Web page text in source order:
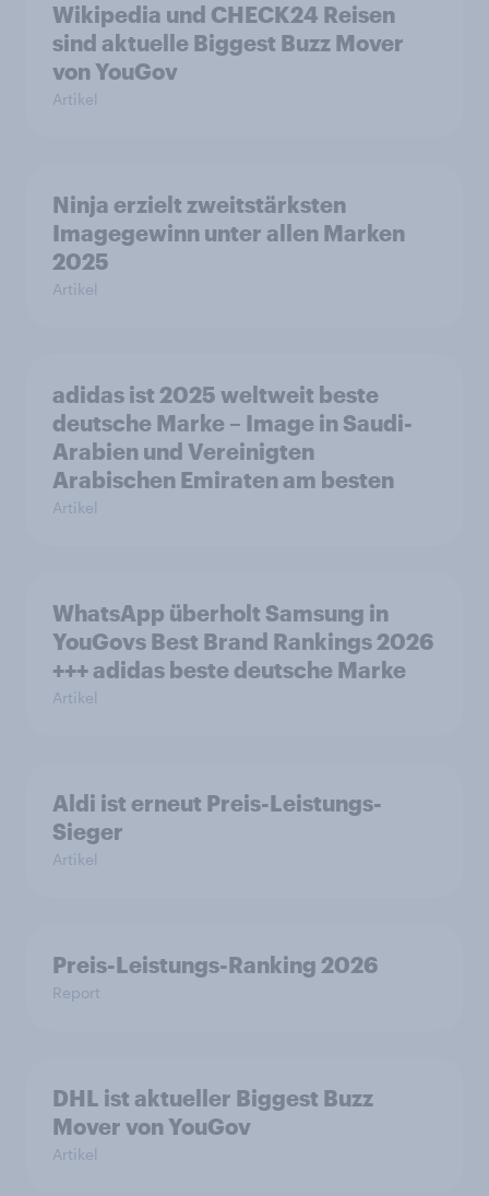
Wikipedia und CHECK24 Reisen
sind aktuelle Biggest Buzz Mover
von YouGov
Artikel
Ninja erzielt zweitstärksten
Imagegewinn unter allen Marken
2025
Artikel
adidas ist 2025 weltweit beste
deutsche Marke – Image in Saudi-
Arabien und Vereinigten
Arabischen Emiraten am besten
Artikel
WhatsApp überholt Samsung in
YouGovs Best Brand Rankings 2026
+++ adidas beste deutsche Marke
Artikel
Aldi ist erneut Preis-Leistungs-
Sieger
Artikel
Preis-Leistungs-Ranking 2026
Report
DHL ist aktueller Biggest Buzz
Mover von YouGov
Artikel